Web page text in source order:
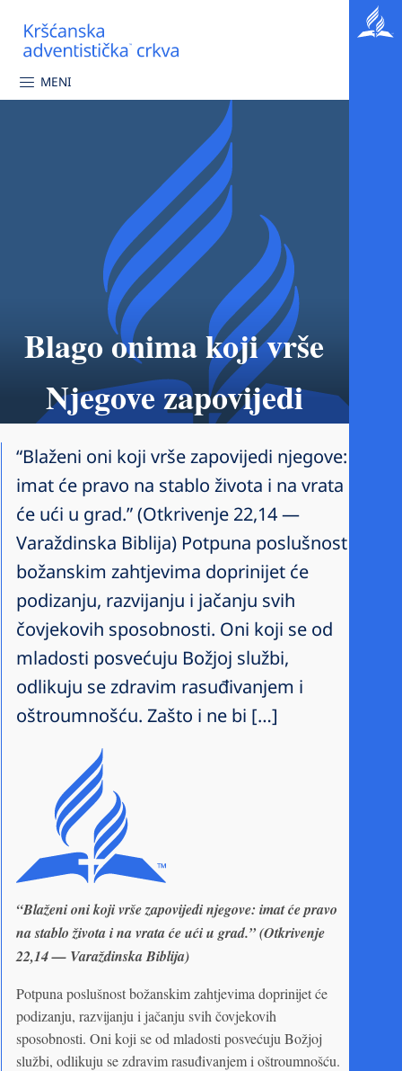
MENI
Blago onima koji vrše
Njegove zapovijedi
“Blaženi oni koji vrše zapovijedi njegove:
imat će pravo na stablo života i na vrata
će ući u grad.” (Otkrivenje 22,14 —
Varaždinska Biblija) Potpuna poslušnost
božanskim zahtjevima doprinijet će
podizanju, razvijanju i jačanju svih
čovjekovih sposobnosti. Oni koji se od
mladosti posvećuju Božjoj službi,
odlikuju se zdravim rasuđivanjem i
oštroumnošću. Zašto i ne bi […]
“Blaženi oni koji vrše zapovijedi njegove: imat će pravo
na stablo života i na vrata će ući u grad.” (Otkrivenje
22,14 — Varaždinska Biblija)
Potpuna poslušnost božanskim zahtjevima doprinijet će
podizanju, razvijanju i jačanju svih čovjekovih
sposobnosti. Oni koji se od mladosti posvećuju Božjoj
službi, odlikuju se zdravim rasuđivanjem i oštroumnošću.